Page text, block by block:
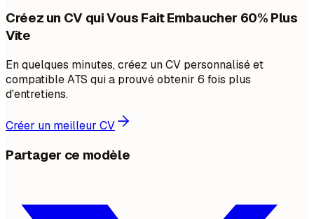
Créez un CV qui Vous Fait Embaucher 60% Plus
Vite
En quelques minutes, créez un CV personnalisé et
compatible ATS qui a prouvé obtenir 6 fois plus
d'entretiens.
Créer un meilleur CV
Partager ce modèle